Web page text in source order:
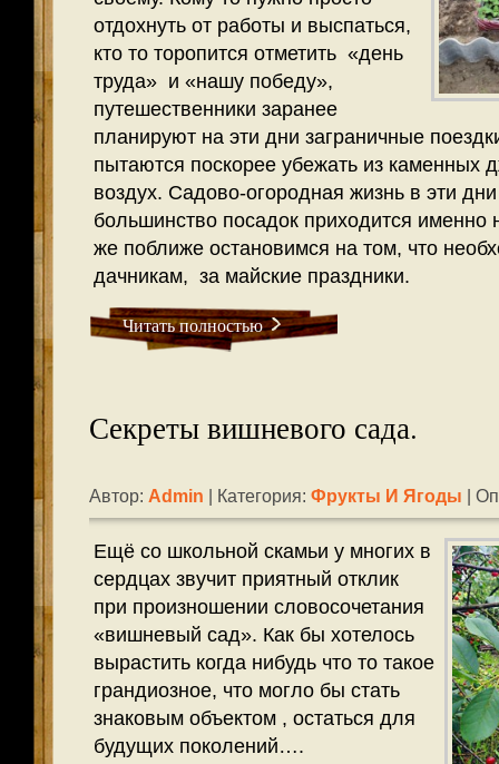
отдохнуть от работы и выспаться,
кто то торопится отметить «день
труда» и «нашу победу»,
путешественники заранее
планируют на эти дни заграничные
пытаются поскорее убежать из каменных
воздух. Садово-огородная жизнь в эти дни
большинство посадок приходится именно
же поближе остановимся на том, что
дачникам, за майские праздники.
Читать полностью
Секреты вишневого сада.
Автор: Admin | Категория: Фрукты И Ягоды |
Ещё со школьной скамьи у многих в
сердцах звучит приятный отклик
при произношении словосочетания
«вишневый сад». Как бы хотелось
вырастить когда нибудь что то такое
грандиозное, что могло бы стать
знаковым объектом , остаться для
будущих поколений….